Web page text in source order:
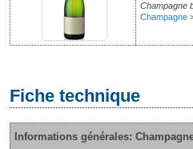
Champagne
Champagne
Fiche technique
Informations générales: